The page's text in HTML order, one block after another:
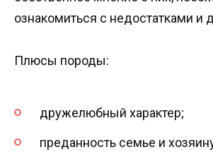
ознакомиться с недостатками и
Плюсы породы:
дружелюбный характер;
преданность семье и